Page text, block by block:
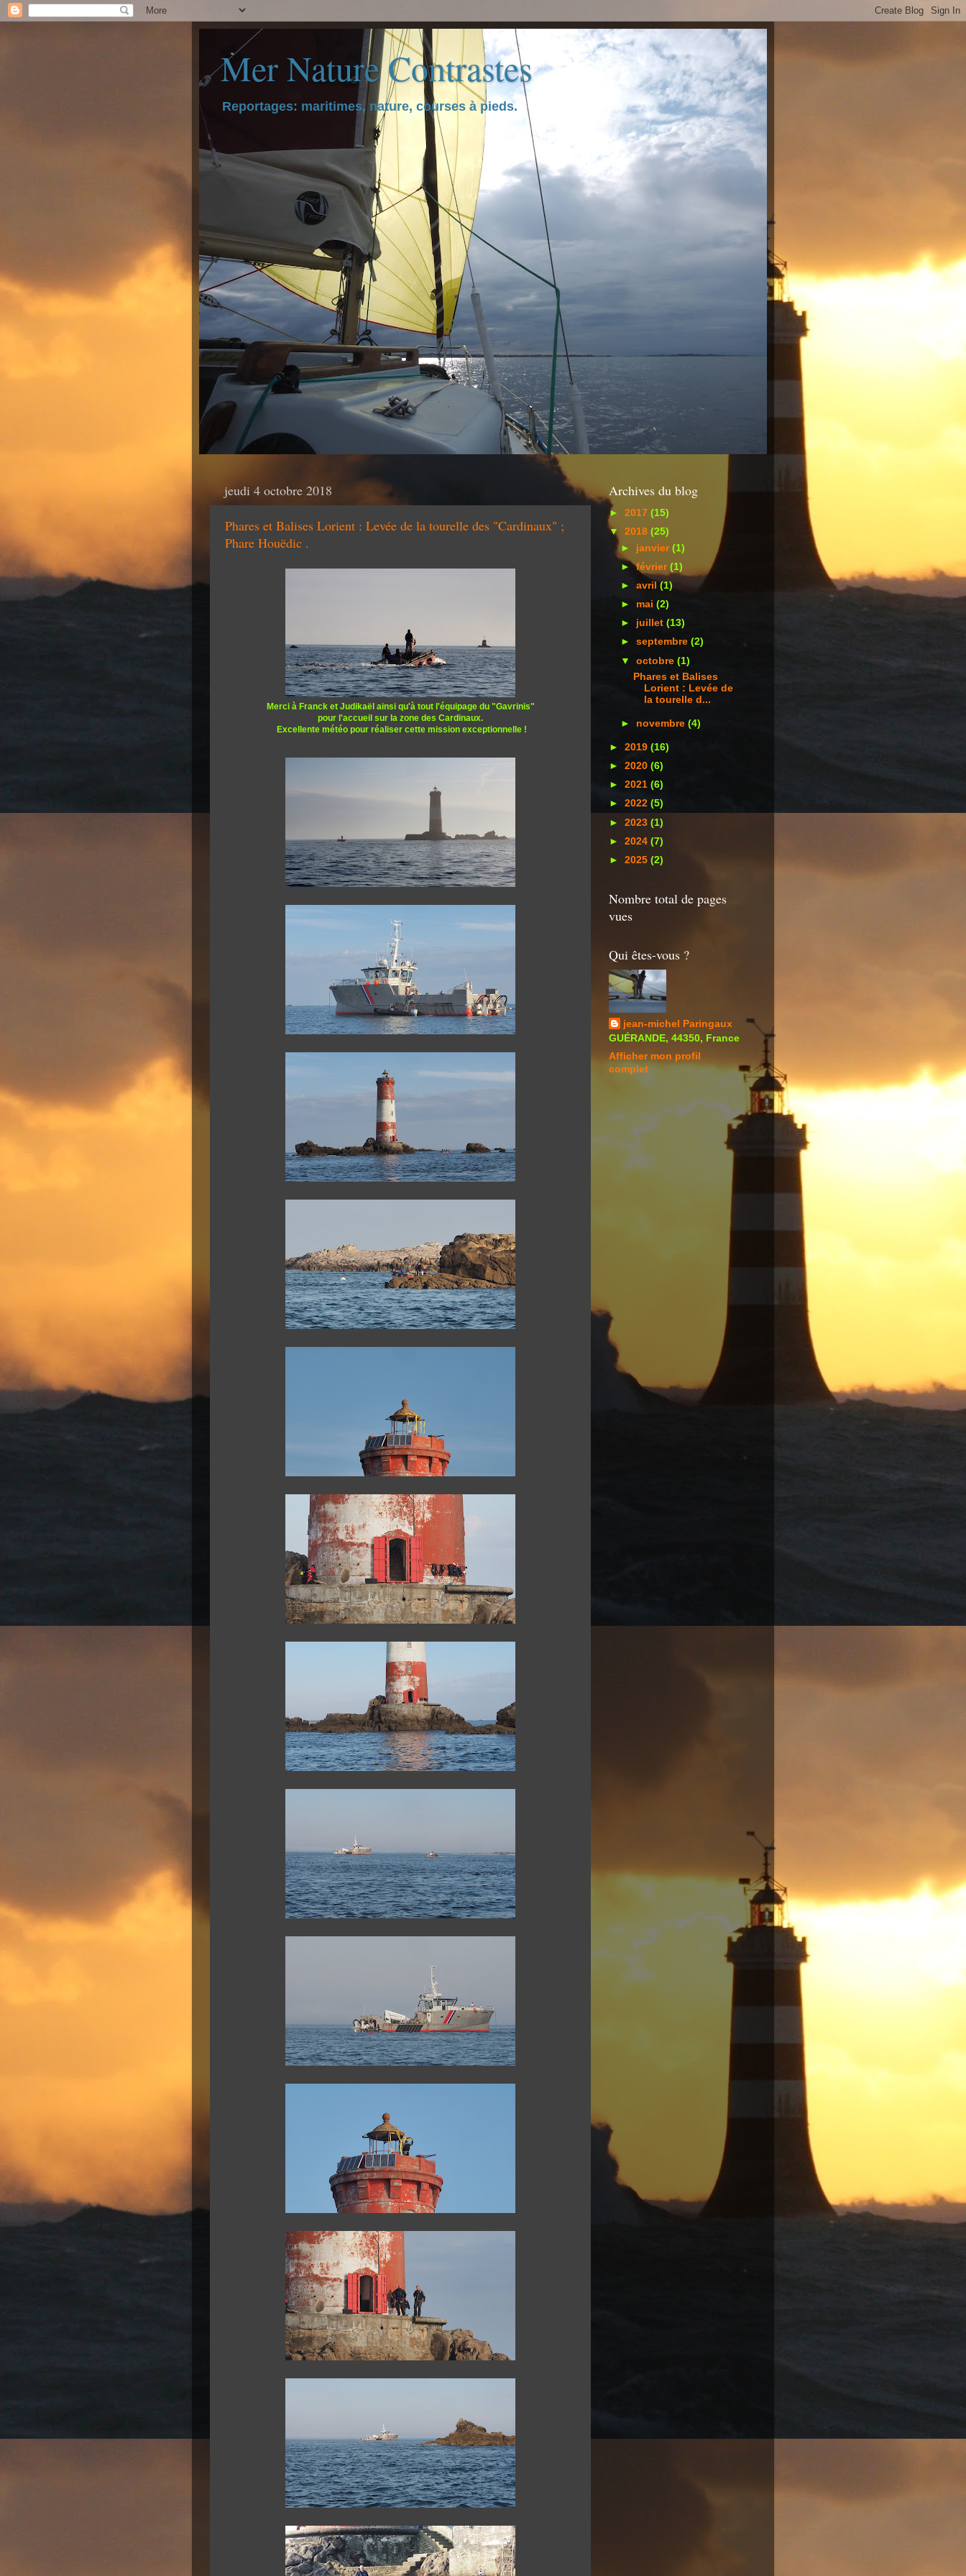
Mer Nature Contrastes
Reportages: maritimes, nature, courses à pieds.
jeudi 4 octobre 2018
Phares et Balises Lorient : Levée de la tourelle des "Cardinaux" ;
Phare Houëdic .
Merci à Franck et Judikaël ainsi qu'à tout l'équipage du "Gavrinis"
pour l'accueil sur la zone des Cardinaux.
Excellente météo pour réaliser cette mission exceptionnelle !
Archives du blog
► 2017 (15)
▼ 2018 (25)
► janvier(1)
►février(1)
►avril(1)
► mai(2)
► juillet(13)
►septembre(2)
▼octobre(1)
Phares et Balises
Lorient : Levée de
la tourelle d...
► novembre(4)
► 2019 (16)
► 2020 (6)
► 2021 (6)
► 2022 (5)
► 2023 (1)
► 2024 (7)
► 2025 (2)
Nombre total de pages
vues
Qui êtes-vous ?
jean-michel Paringaux
GUÉRANDE, 44350, France
Afficher mon profil
complet